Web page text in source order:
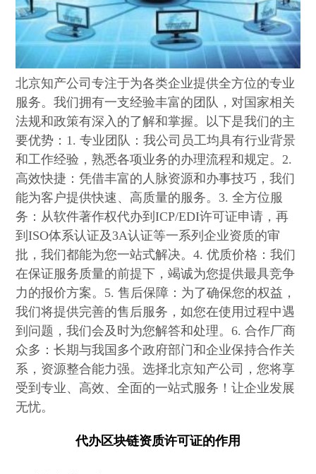
北京知产公司专注于为各类企业提供全方位的专业
服务。我们拥有一支经验丰富的团队，对国家相关
法规和政策有深入的了解和掌握。以下是我们的主
要优势：1. 专业团队：我公司员工均具有行业背景
和工作经验，熟悉各项业务的办理流程和规定。2.
高效快捷：凭借丰富的人脉资源和办事技巧，我们
能为客户提供快速、高质量的服务。3. 全方位服
务：从软件著作权代办到ICP/EDI许可证申请，再
到ISO体系认证及3A认证等一系列企业资质的审
批，我们都能为您一站式解决。4. 优质价格：我们
在保证服务质量的前提下，竭诚为您提供最具竞争
力的报价方案。5. 售后保障：为了确保您的权益，
我们将提供完善的售后服务，如您在使用过程中遇
到问题，我们会及时为您解答和处理。6. 合作厂商
众多：长期与我国多个政府部门和企业保持合作关
系，资源整合能力强。选择北京知产公司，您将享
受到专业、高效、全面的一站式服务！让企业发展
无忧。
代办区块链资质许可证的作用